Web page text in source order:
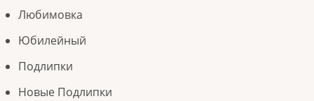
Любимовка
Юбилейный
Подлипки
Новые Подлипки